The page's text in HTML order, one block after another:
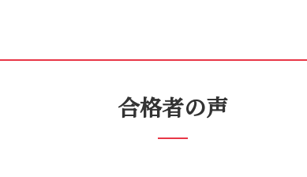
合格者の声